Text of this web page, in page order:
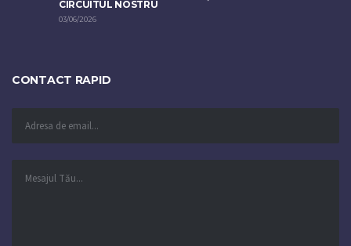
CIRCUITUL NOSTRU
03/06/2026
CONTACT RAPID